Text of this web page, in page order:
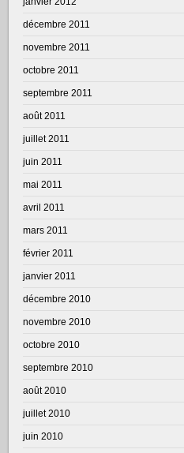
décembre 2011
novembre 2011
octobre 2011
septembre 2011
août 2011
juillet 2011
juin 2011
mai 2011
avril 2011
mars 2011
février 2011
janvier 2011
décembre 2010
novembre 2010
octobre 2010
septembre 2010
août 2010
juillet 2010
juin 2010